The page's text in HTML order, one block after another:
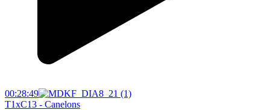
00:28:49
T1xC13 - Canelons